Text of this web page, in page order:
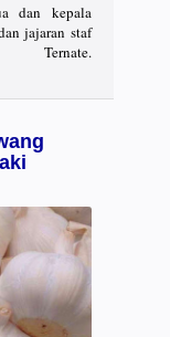
dan kepala
jajaran staf
Ternate.